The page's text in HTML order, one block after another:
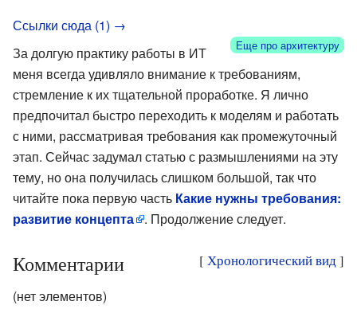
Ссылки сюда (1) →
Еще про архитектуру
За долгую практику работы в ИТ
меня всегда удивляло внимание к требованиям,
стремление к их тщательной проработке. Я лично
предпочитал быстро переходить к моделям и работать
с ними, рассматривая требования как промежуточный
этап. Сейчас задумал статью с размышлениями на эту
тему, но она получилась слишком большой, так что
читайте пока первую часть Какие нужны требования:
развитие концепта
. Продолжение следует.
[ Хронологический вид]
Комментарии
(нет элементов)